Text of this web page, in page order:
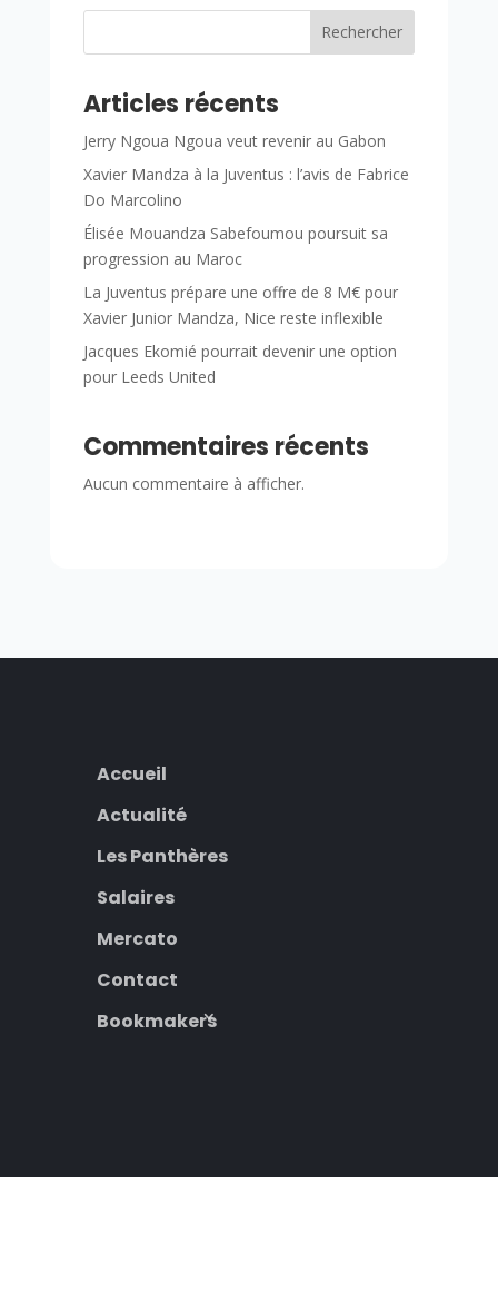
Rechercher
Articles récents
Jerry Ngoua Ngoua veut revenir au Gabon
Xavier Mandza à la Juventus : l’avis de Fabrice
Do Marcolino
Élisée Mouandza Sabefoumou poursuit sa
progression au Maroc
La Juventus prépare une offre de 8 M€ pour
Xavier Junior Mandza, Nice reste inflexible
Jacques Ekomié pourrait devenir une option
pour Leeds United
Commentaires récents
Aucun commentaire à afficher.
Accueil
Actualité
Les Panthères
Salaires
Mercato
Contact
Bookmakers